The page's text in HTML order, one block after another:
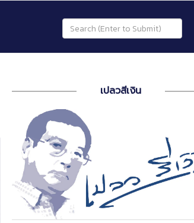
เปลวสีเงิน